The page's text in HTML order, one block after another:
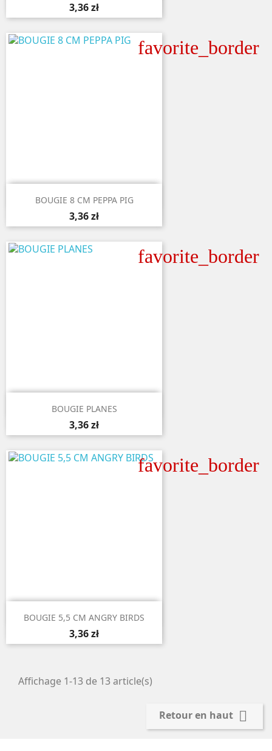
3,36 zł
favorite_border
 Aperçu rapide
BOUGIE 8 CM PEPPA PIG
3,36 zł
favorite_border
 Aperçu rapide
BOUGIE PLANES
3,36 zł
favorite_border
 Aperçu rapide
BOUGIE 5,5 CM ANGRY BIRDS
3,36 zł
Affichage 1-13 de 13 article(s)
Retour en haut 